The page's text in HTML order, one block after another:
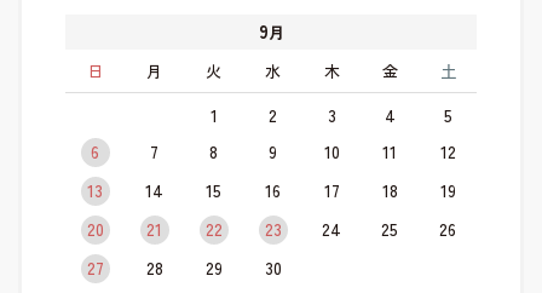
9月
日
月 火 水 木 金 土
1 2 3 4
5
6
7 8 9 10 11
12
13
14 15 16 17 18
19
20
21 22 23 24 25
26
27
28 29
30